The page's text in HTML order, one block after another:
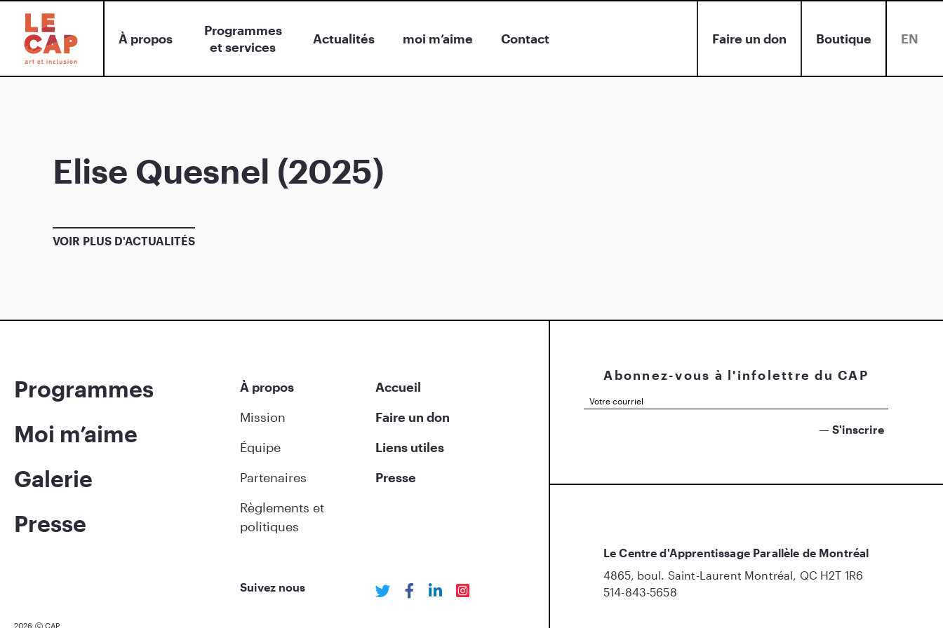
À propos
Programmes
et services
Actualités moi m’aime Contact Faire un don Boutique EN
Elise Quesnel (2025)
VOIR PLUS D'ACTUALITÉS
Programmes
Moi m’aime
Galerie
Presse
À propos
Mission
Équipe
Partenaires
Règlements et
politiques
Accueil
Faire un don
Liens utiles
Presse
Suivez nous
2026 CAP
Abonnez-vous à l'infolettre du CAP
Le Centre d'Apprentissage Parallèle de Montréal
4865, boul. Saint-Laurent Montréal, QC H2T 1R6
514-843-5658